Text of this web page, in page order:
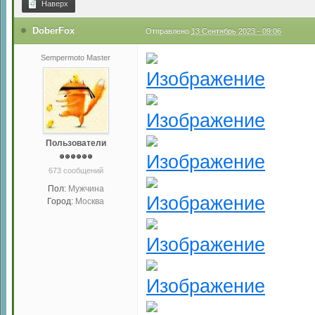
Наверх
DoberFox Отправлено 13 Сентябрь 2023 - 09:06
Sempermoto Master
Пользователи
673 сообщений
Пол: Мужчина
Город: Москва